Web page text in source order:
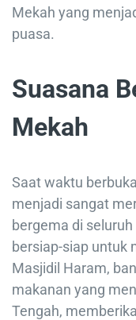
Mekah yang
puasa.
Suasana
Mekah
Saat waktu
menjadi sangat
bergema di
bersiap-siap untuk
Masjidil Haram,
makanan yang
Tengah,